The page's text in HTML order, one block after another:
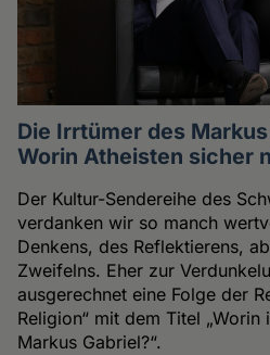
Die Irrtümer des
Worin Atheisten sicher
Der Kultur-Sendereihe des
verdanken wir so manch
Denkens, des Reflektierens,
Zweifelns. Eher zur
ausgerechnet eine Folge der
Religion“ mit dem Titel „Worin
Markus Gabriel?“.